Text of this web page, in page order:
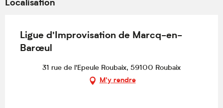
Localisation
Ligue d'Improvisation de Marcq-en-
Barœul
31 rue de l'Epeule Roubaix, 59100 Roubaix
M'y rendre